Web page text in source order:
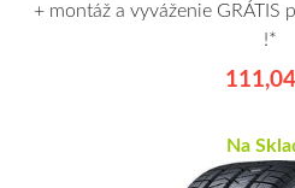
+ montáž a vyváženie GRÁTIS
!*
Na